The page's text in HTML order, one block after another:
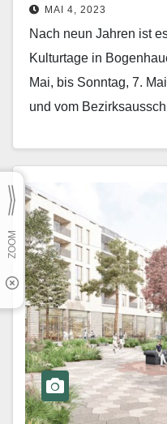
MAI 4, 2023
Nach neun Jahren ist
Kulturtage in
Mai, bis Sonntag, 7.
und vom